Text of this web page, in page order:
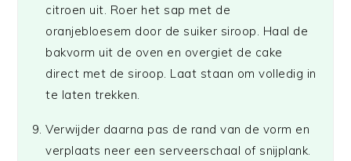
citroen uit. Roer het sap met de
oranjebloesem door de suiker siroop. Haal de
bakvorm uit de oven en overgiet de cake
direct met de siroop. Laat staan om volledig in
te laten trekken.
Verwijder daarna pas de rand van de vorm en
verplaats neer een serveerschaal of snijplank.